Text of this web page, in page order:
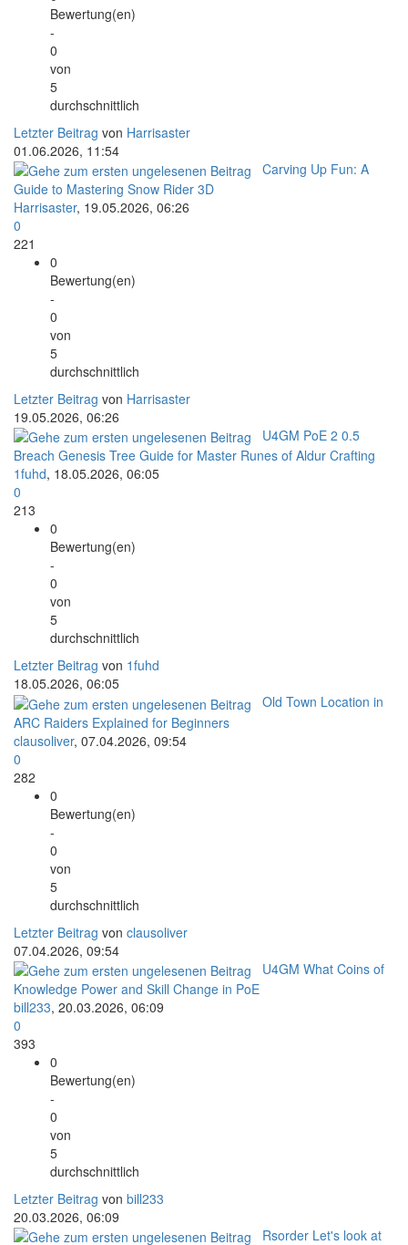
Bewertung(en)
-
0
von
5
durchschnittlich
Letzter Beitrag von Harrisaster
01.06.2026, 11:54
Carving Up Fun: A
Guide to Mastering Snow Rider 3D
Harrisaster, 19.05.2026, 06:26
0
221
0
Bewertung(en)
-
0
von
5
durchschnittlich
Letzter Beitrag von Harrisaster
19.05.2026, 06:26
U4GM PoE 2 0.5
Breach Genesis Tree Guide for Master Runes of Aldur Crafting
1fuhd, 18.05.2026, 06:05
0
213
0
Bewertung(en)
-
0
von
5
durchschnittlich
Letzter Beitrag von 1fuhd
18.05.2026, 06:05
Old Town Location in
ARC Raiders Explained for Beginners
clausoliver, 07.04.2026, 09:54
0
282
0
Bewertung(en)
-
0
von
5
durchschnittlich
Letzter Beitrag von clausoliver
07.04.2026, 09:54
U4GM What Coins of
Knowledge Power and Skill Change in PoE
bill233, 20.03.2026, 06:09
0
393
0
Bewertung(en)
-
0
von
5
durchschnittlich
Letzter Beitrag von bill233
20.03.2026, 06:09
Rsorder Let's look at